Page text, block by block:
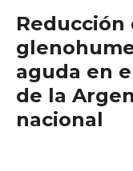
Reducción
aguda en
de la
nacional